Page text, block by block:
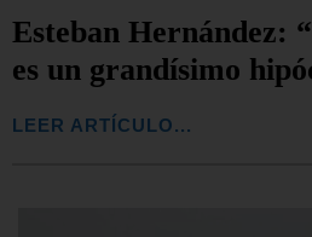
Esteban Hernández:
es un grandísimo
LEER ARTÍCULO...